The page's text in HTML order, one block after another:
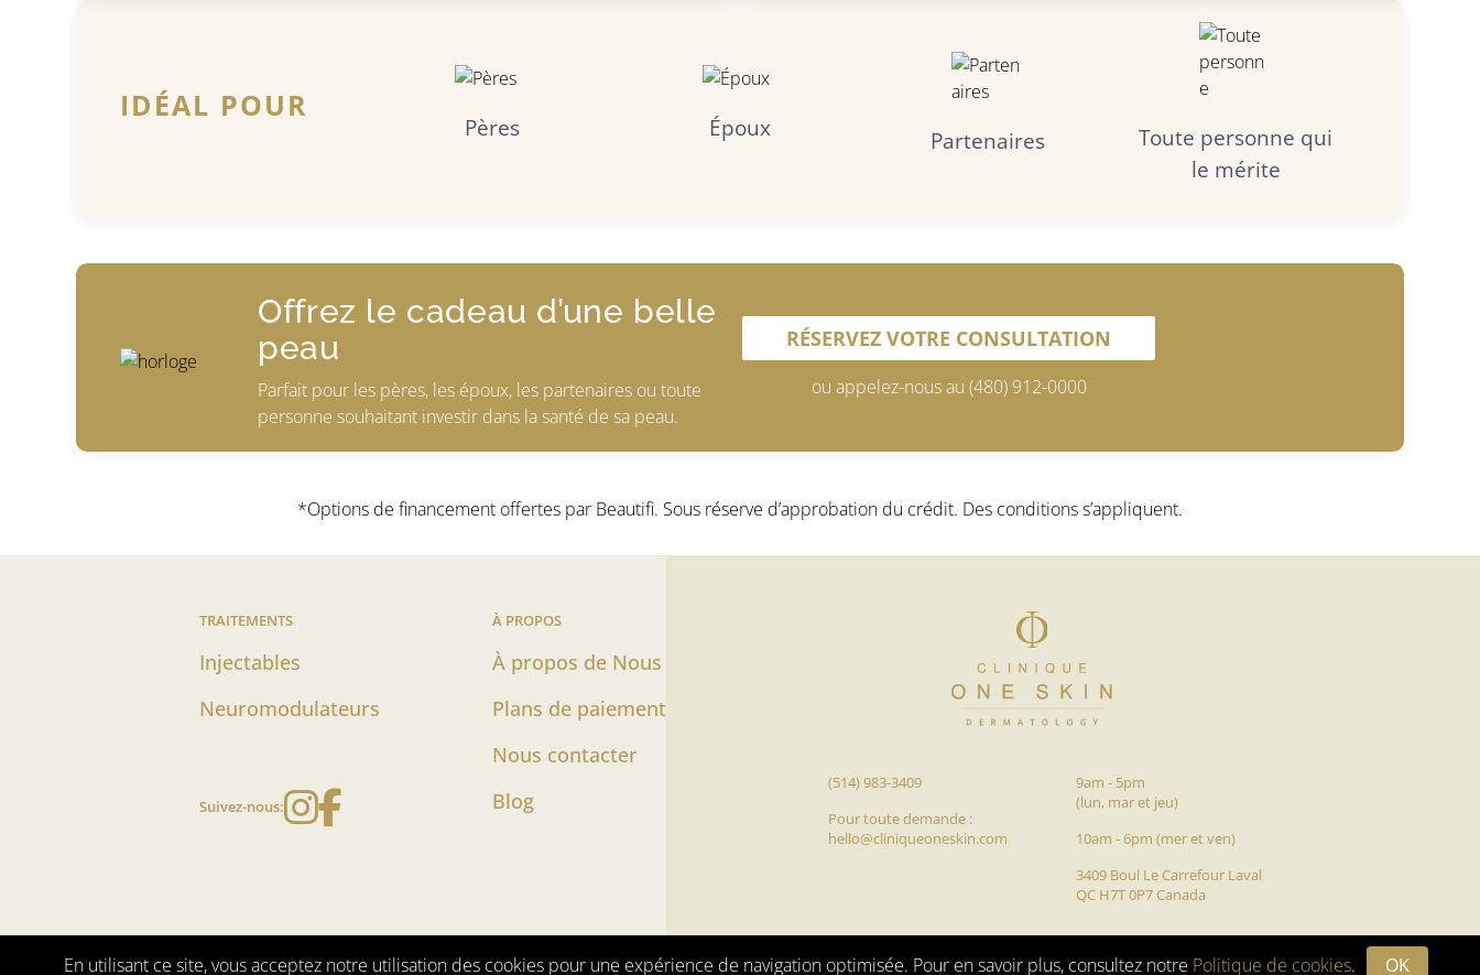
IDÉAL POUR
Pères Époux Partenaires
Toute personne qui
le mérite
Offrez le cadeau d’une belle
peau
Parfait pour les pères, les époux, les partenaires ou toute
personne souhaitant investir dans la santé de sa peau.
RÉSERVEZ VOTRE CONSULTATION
ou appelez-nous au (480) 912-0000
*Options de financement offertes par Beautifi. Sous réserve d’approbation du crédit. Des conditions s’appliquent.
TRAITEMENTS
Injectables
Neuromodulateurs
Suivez-nous: Instagram Page
Facebook Page
À PROPOS
À propos de Nous
Plans de paiement
Nous contacter
Blog
(514) 983-3409
Pour toute demande :
hello@cliniqueoneskin.com
9am - 5pm
(lun, mar et jeu)
10am - 6pm (mer et ven)
3409 Boul Le Carrefour Laval
QC H7T 0P7 Canada
Programmes et conditions Politique de confidentialité Modalités et conditions © 2025 clinique One skin tous droits réservés
En utilisant ce site, vous acceptez notre utilisation des cookies pour une expérience de navigation optimisée. Pour en savoir plus, consultez notre Politique de cookies. OK